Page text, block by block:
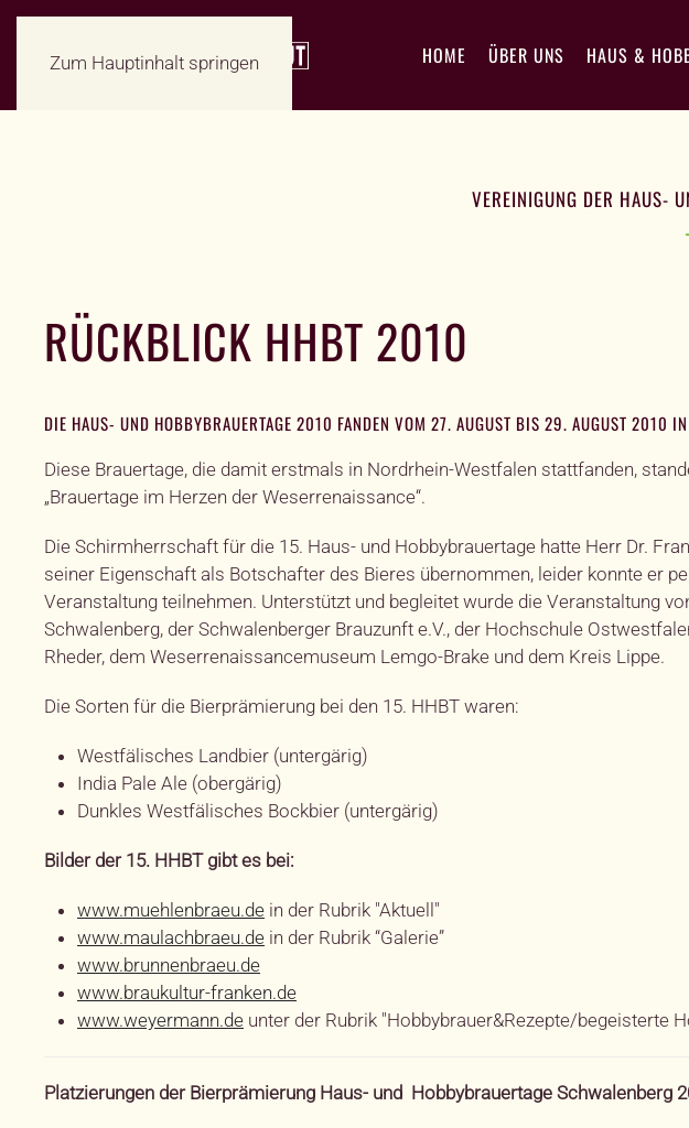
Zum Hauptinhalt springen HOME ÜBER UNS HAUS &
VEREINIGUNG DER HAUS-
RÜCKBLICK HHBT 2010
DIE HAUS- UND HOBBYBRAUERTAGE 2010 FANDEN VOM 27. AUGUST BIS 29. AUGUST 2010 IN
Diese Brauertage, die damit erstmals in Nordrhein-Westfalen stattfanden,
„Brauertage im Herzen der Weserrenaissance“.
Die Schirmherrschaft für die 15. Haus- und Hobbybrauertage hatte Herr Dr.
seiner Eigenschaft als Botschafter des Bieres übernommen, leider konnte er
Veranstaltung teilnehmen. Unterstützt und begleitet wurde die Veranstaltung
Schwalenberg, der Schwalenberger Brauzunft e.V., der Hochschule
Rheder, dem Weserrenaissancemuseum Lemgo-Brake und dem Kreis Lippe.
Die Sorten für die Bierprämierung bei den 15. HHBT waren:
Westfälisches Landbier (untergärig)
India Pale Ale (obergärig)
Dunkles Westfälisches Bockbier (untergärig)
Bilder der 15. HHBT gibt es bei:
www.muehlenbraeu.de in der Rubrik "Aktuell"
www.maulachbraeu.de in der Rubrik “Galerie”
www.brunnenbraeu.de
www.braukultur-franken.de
www.weyermann.de unter der Rubrik "Hobbybrauer&Rezepte/begeisterte
Platzierungen der Bierprämierung Haus- und Hobbybrauertage Schwalenberg